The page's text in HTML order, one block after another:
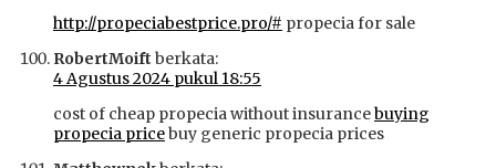
http://propeciabestprice.pro/# propecia for sale
RobertMoift berkata:
4 Agustus 2024 pukul 18:55
cost of cheap propecia without insurancebuying
propecia pricebuy generic propecia prices